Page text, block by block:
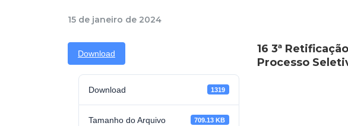
15 de janeiro de 2024
Download
Download 1319
Tamanho do Arquivo 709.13 KB
16 3ª
Processo